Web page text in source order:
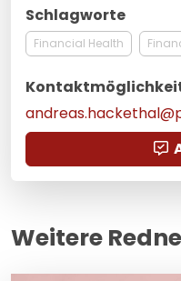
Schlagworte
Financial Health
Weitere